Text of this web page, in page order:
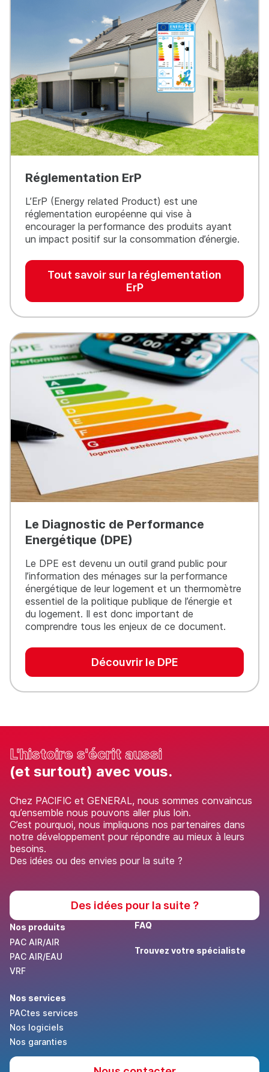
Réglementation ErP
L’ErP (Energy related Product) est une
réglementation européenne qui vise à
encourager la performance des produits ayant
un impact positif sur la consommation d’énergie.
Tout savoir sur la réglementation
ErP
Le Diagnostic de Performance
Energétique (DPE)
Le DPE est devenu un outil grand public pour
l’information des ménages sur la performance
énergétique de leur logement et un thermomètre
essentiel de la politique publique de l’énergie et
du logement. Il est donc important de
comprendre tous les enjeux de ce document.
Découvrir le DPE
L'histoire s'écrit aussi
(et surtout) avec vous.
Chez PACIFIC et GENERAL, nous sommes convaincus
qu’ensemble nous pouvons aller plus loin.
C’est pourquoi, nous impliquons nos partenaires dans
notre développement pour répondre au mieux à leurs
besoins.
Des idées ou des envies pour la suite ?
Des idées pour la suite ?
Nos produits
PAC AIR/AIR
PAC AIR/EAU
VRF
Nos services
PACtes services
Nos logiciels
Nos garanties
FAQ
Trouvez votre spécialiste